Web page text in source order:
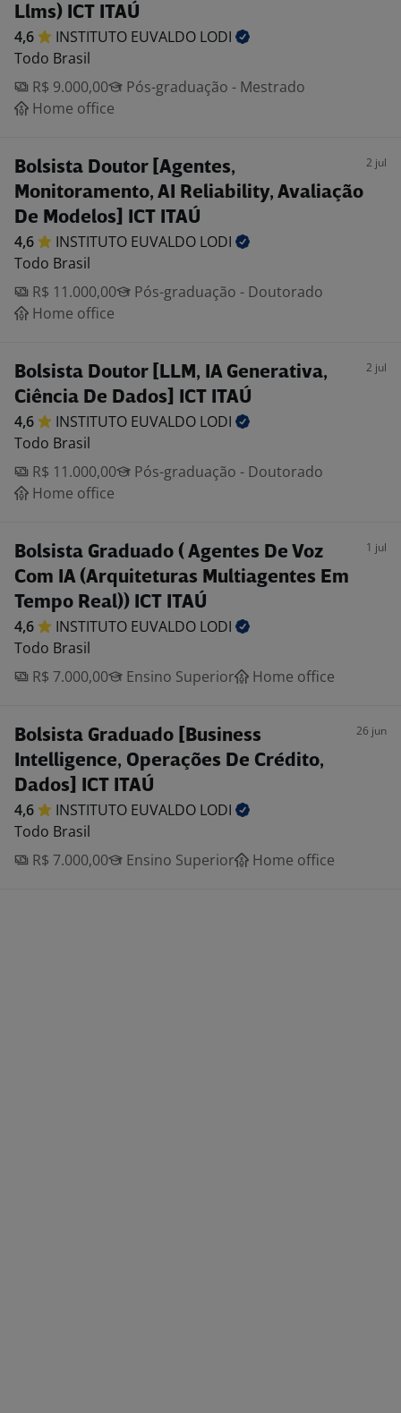
Llms) ICT ITAÚ
4,6 INSTITUTO EUVALDO LODI
Todo Brasil
R$ 9.000,00
Pós-graduação - Mestrado
Home office
Bolsista Doutor [Agentes,
Monitoramento, AI Reliability, Avaliação
De Modelos] ICT ITAÚ
2 jul
4,6 INSTITUTO EUVALDO LODI
Todo Brasil
R$ 11.000,00
Pós-graduação - Doutorado
Home office
Bolsista Doutor [LLM, IA Generativa,
Ciência De Dados] ICT ITAÚ
2 jul
4,6 INSTITUTO EUVALDO LODI
Todo Brasil
R$ 11.000,00
Pós-graduação - Doutorado
Home office
Bolsista Graduado ( Agentes De Voz
Com IA (Arquiteturas Multiagentes Em
Tempo Real)) ICT ITAÚ
1 jul
4,6 INSTITUTO EUVALDO LODI
Todo Brasil
R$ 7.000,00
Ensino Superior Home office
Bolsista Graduado [Business
Intelligence, Operações De Crédito,
Dados] ICT ITAÚ
26 jun
4,6 INSTITUTO EUVALDO LODI
Todo Brasil
R$ 7.000,00
Ensino Superior Home office